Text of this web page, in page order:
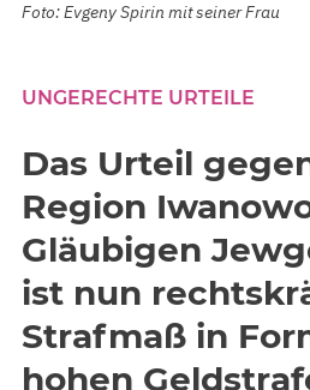
Foto: Evgeny Spirin mit seiner Frau
UNGERECHTE URTEILE
Das Urteil
Region
Gläubigen
ist nun
Strafmaß in
hohen